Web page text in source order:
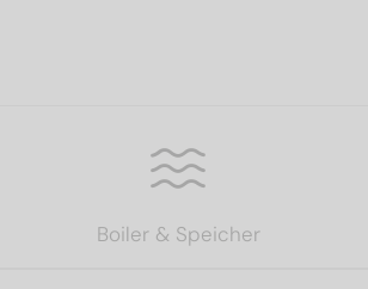
Boiler & Speicher